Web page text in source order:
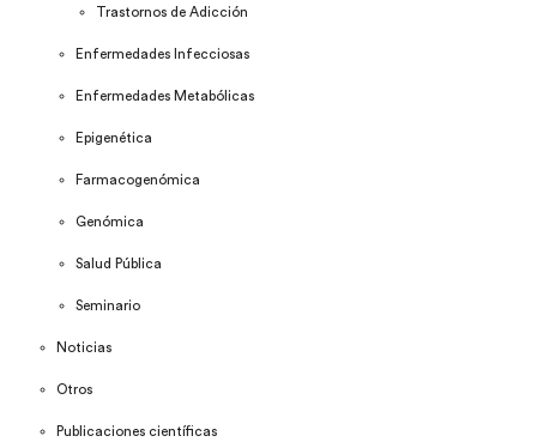
Trastornos de Adicción
Enfermedades Infecciosas
Enfermedades Metabólicas
Epigenética
Farmacogenómica
Genómica
Salud Pública
Seminario
Noticias
Otros
Publicaciones científicas